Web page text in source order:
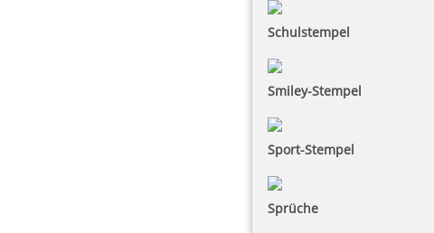
Schulstempel
Smiley-Stempel
Sport-Stempel
Sprüche